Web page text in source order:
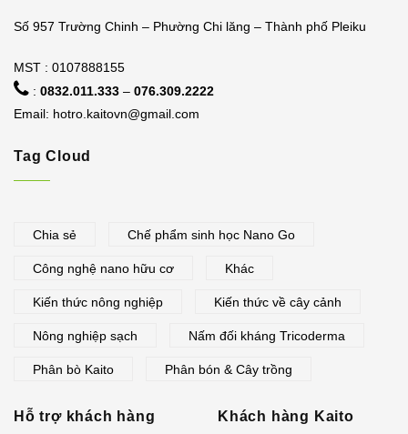
Số 957 Trường Chinh – Phường Chi lăng – Thành phố Pleiku
MST : 0107888155
: 0832.011.333 – 076.309.2222
Email: hotro.kaitovn@gmail.com
Tag Cloud
Chia sẻ Chế phẩm sinh học Nano Go
Công nghệ nano hữu cơ Khác
Kiến thức nông nghiệp Kiến thức về cây cảnh
Nông nghiệp sạch Nấm đối kháng Tricoderma
Phân bò Kaito Phân bón & Cây trồng
Hỗ trợ khách hàng Khách hàng Kaito